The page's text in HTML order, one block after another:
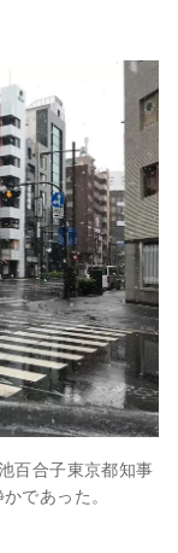
百合子東京都知事
であった。